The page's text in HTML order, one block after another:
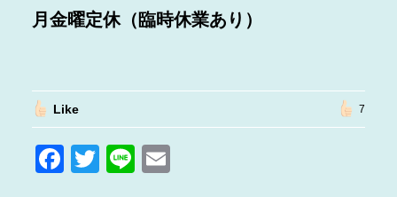
月金曜定休（臨時休業あり）
Like 7
F T Li E